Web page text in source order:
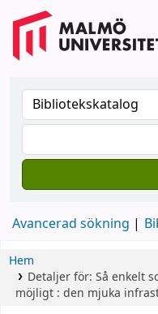
Avancerad sökning
Hem
Detaljer för: Så enkelt
möjligt : den mjuka